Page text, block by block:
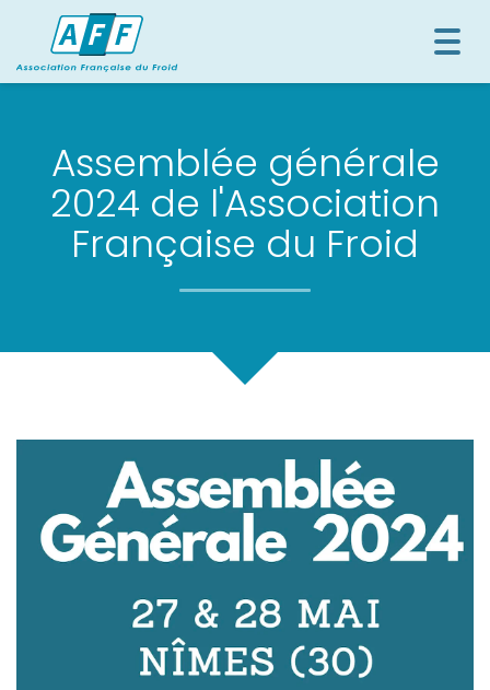
Assemblée générale
2024 de l'Association
Française du Froid